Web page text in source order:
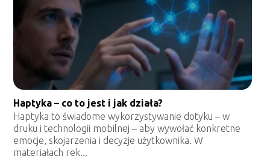
Haptyka – co to jest i jak działa?
Haptyka to świadome wykorzystywanie dotyku – w
druku i technologii mobilnej – aby wywołać konkretne
emocje, skojarzenia i decyzje użytkownika. W
materiałach rek...